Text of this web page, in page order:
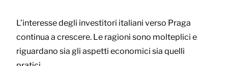
L’interesse degli investitori italiani verso Praga
continua a crescere. Le ragioni sono molteplici e
riguardano sia gli aspetti economici sia quelli